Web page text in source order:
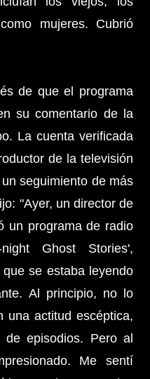
mujeres. Cubrió
de que el programa
su comentario de la
La cuenta verificada
de la televisión
seguimiento de más
"Ayer, un director de
un programa de radio
Ghost Stories',
se estaba leyendo
Al principio, no lo
una actitud escéptica,
de episodios. Pero al
Me sentí